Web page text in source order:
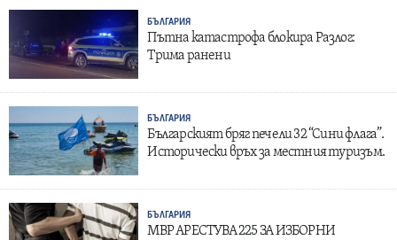
БЪЛГАРИЯ
Пътна катастрофа блокира Разлог:
Трима ранени
БЪЛГАРИЯ
Българският бряг печели 32 “Сини флага”.
Исторически връх за местния туризъм.
БЪЛГАРИЯ
МВР АРЕСТУВА 225 ЗА ИЗБОРНИ